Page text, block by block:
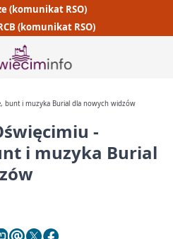
(komunikat RSO)
(komunikat RSO)
bunt i muzyka Burial dla nowych widzów
-
i muzyka Burial